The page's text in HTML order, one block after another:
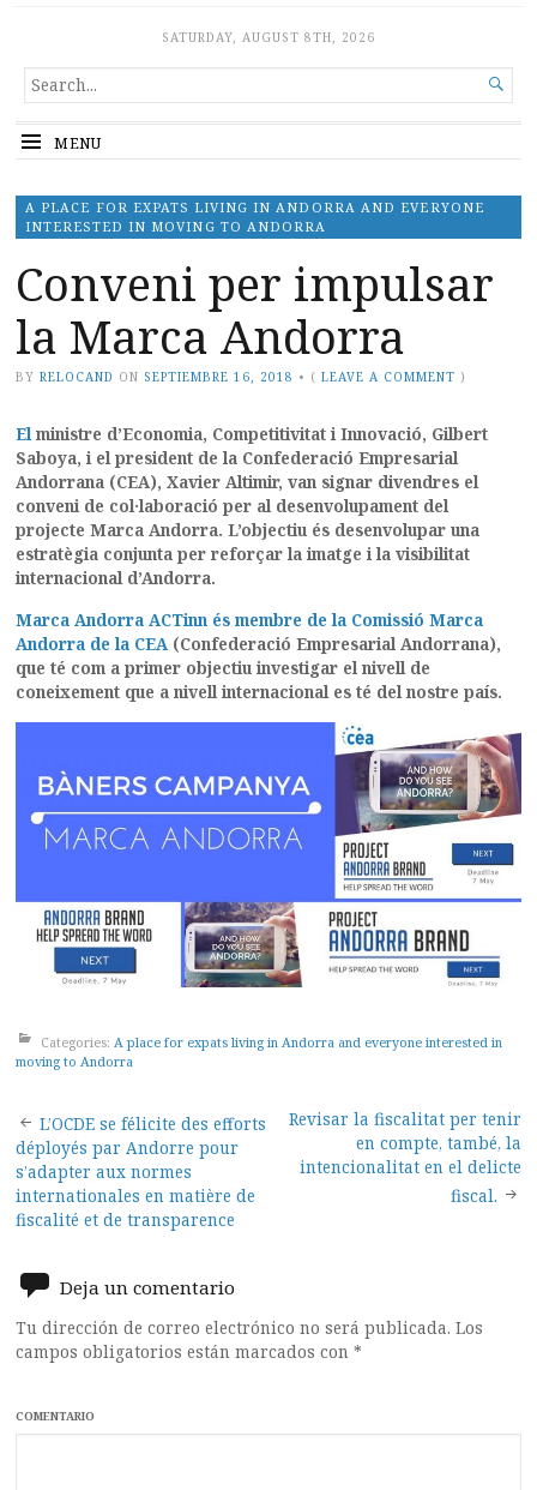
Andorra Relocation Blog. Life in
Andorra is calm and very safe.
With an excellent level of political
and social stability. Fiscal
residents of the Principality of
Andorra can choose between two
distinct statuses: – Residency
without a work permit (category
A) – Residency with a work permit.
Are you interested in Andorra?.
Call us: T.+376681010
BECOMING A RESIDENT OF ANDORRA AND BENEFITING FROM
ITS FAVOURABLE TAX POLICIES ATTRACTS BOTH PEOPLE FROM
PEOPLE WITHOUT EUROPEAN NATIONALITY HOPING TO SETTLE
IN A COUNTRY WHICH IS GEOGRAPHICALLY & MENTALITY PART
OF EUROPE. MANY RUSSIANS AND MORE RECENTLY ASIAN
PEOPLE ARE INTERESTED IN ANDORRAN RESIDENCY.
SATURDAY, AUGUST 8TH, 2026
SEARCH
FOR...

MENU
A PLACE FOR EXPATS LIVING IN ANDORRA AND EVERYONE
INTERESTED IN MOVING TO ANDORRA
Conveni per impulsar
la Marca Andorra
BY RELOCAND ON SEPTIEMBRE 16, 2018 • ( LEAVE A COMMENT )
Elministre d’Economia, Competitivitat i Innovació, Gilbert
Saboya, i el president de la Confederació Empresarial
Andorrana (CEA), Xavier Altimir, van signar divendres el
conveni de col·laboració per al desenvolupament del
projecte Marca Andorra. L’objectiu és desenvolupar una
estratègia conjunta per reforçar la imatge i la visibilitat
internacional d’Andorra.
Marca Andorra ACTinn és membre de la Comissió Marca
Andorra de la CEA(Confederació Empresarial Andorrana),
que té com a primer objectiu investigar el nivell de
coneixement que a nivell internacional es té del nostre país.
Categories: A place for expats living in Andorra and everyone interested in
moving to Andorra
Post
navigation
L’OCDE se félicite des efforts
déployés par Andorre pour
s’adapter aux normes
internationales en matière de
fiscalité et de transparence
Revisar la fiscalitat per tenir
en compte, també, la
intencionalitat en el delicte
fiscal.
Deja un comentario
Tu dirección de correo electrónico no será publicada. Los
campos obligatorios están marcados con *
COMENTARIO